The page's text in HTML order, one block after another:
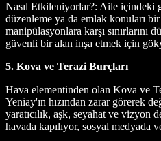
Nasıl Etkileniyorlar?: Aile içindeki
düzenleme ya da emlak konuları
manipülasyonlara karşı sınırlarını
güvenli bir alan inşa etmek için
5. Kova ve Terazi Burçları
Hava elementinden olan Kova ve
Yeniay'ın hızından zarar görerek
yaratıcılık, aşk, seyahat ve vizyon
havada kapılıyor, sosyal medyada